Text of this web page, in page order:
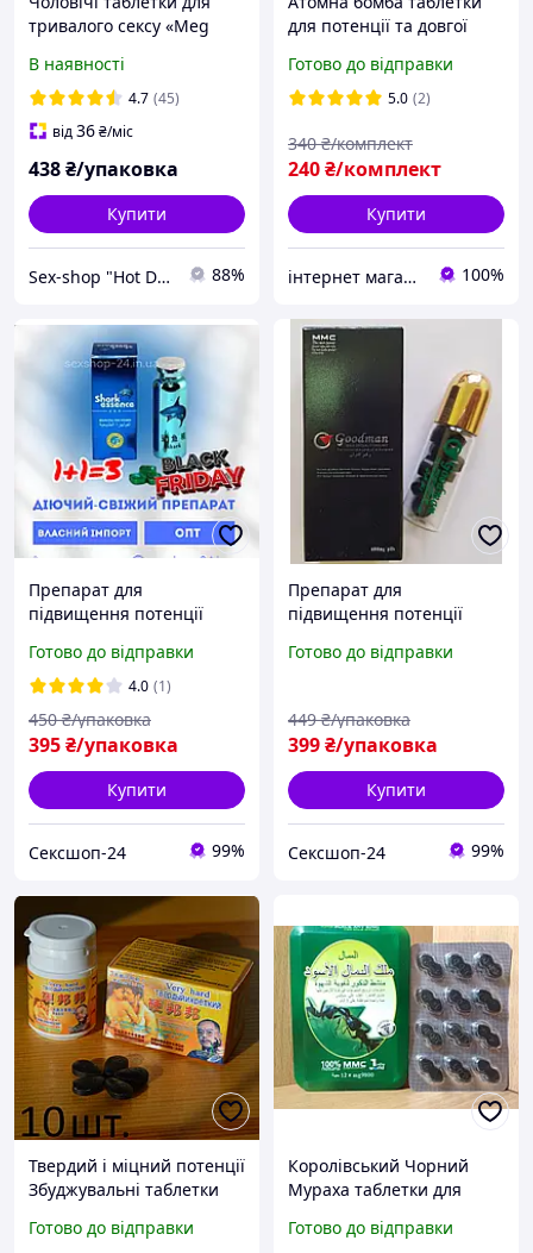
тривалого сексу «Meg
вашу потенцію і зміцнити
ерекцію
В наявності
4.7 (45)
від36₴/міс
438₴/упаковка
Купити
Sex-shop "Hot Dreams" 88%
для потенції та довгої
(половина паковання) для
стояка
Готово до відправки
5.0 (2)
240₴/комплект
340 ₴/комплект
Купити
інтернет магазин "ми з України" 100%
Препарат для
підвищення потенції
Есенція (10 таблеток)
Готово до відправки
4.0 (1)
395₴/упаковка
450 ₴/упаковка
Купити
Сексшоп-24 99%
Препарат для
підвищення потенції
(таблетки, 10 шт)
Готово до відправки
399₴/упаковка
449 ₴/упаковка
Купити
Сексшоп-24 99%
Твердий і міцний потенції
Збуджувальні таблетки
Натуральний препарат
Готово до відправки
Королівський Чорний
Мураха таблетки для
таблеток)
Готово до відправки